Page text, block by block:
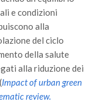
e condizioni
alla
del ciclo
della salute
alla riduzione dei
Impact of urban green
review.